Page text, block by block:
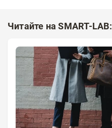
Читайте на SMART-LAB: